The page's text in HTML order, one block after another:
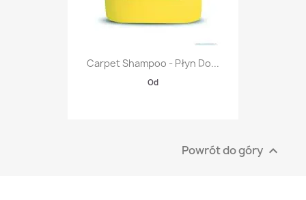
Carpet Shampoo - Płyn Do...
Od
Powrót do góry 